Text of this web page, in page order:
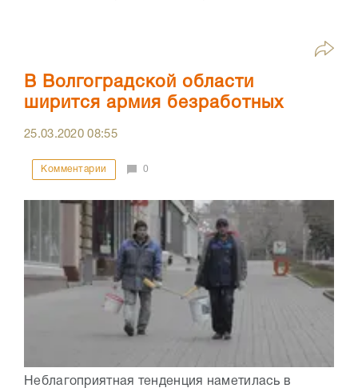
В Волгоградской области
ширится армия безработных
25.03.202008:55
Комментарии 0
Неблагоприятная тенденция наметилась в